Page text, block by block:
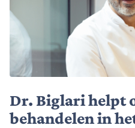
Dr. Biglari helpt
behandelen in